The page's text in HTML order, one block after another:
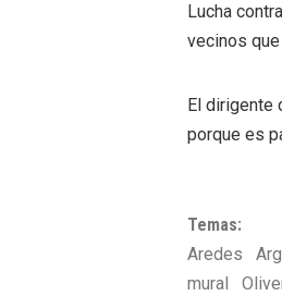
Lucha
vecinos
El dirigente
porque es
Temas:
Aredes
mural